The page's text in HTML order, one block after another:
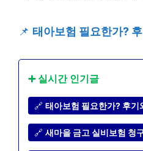
📌 태아보험 필요한가?
➕ 실시간 인기글
🔗 태아보험 필요한가? 후기
🔗 새마을 금고 실비보험 청